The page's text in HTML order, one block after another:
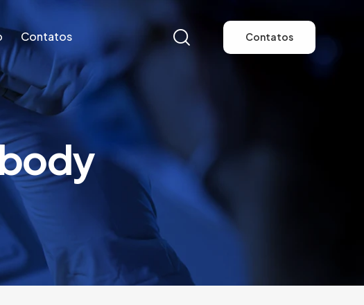
Contatos Contatos
Contatos